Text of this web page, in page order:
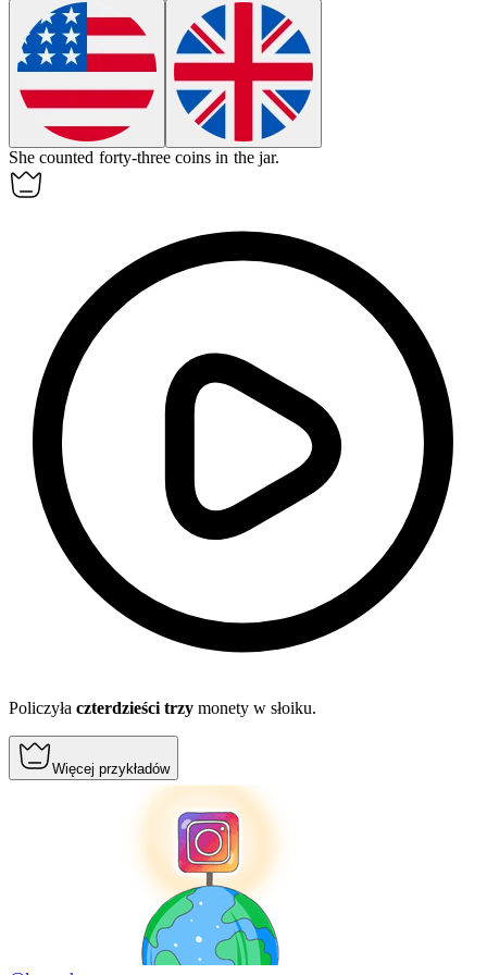
She counted forty-three coins in the jar.
Policzyła czterdzieści trzy monety w słoiku.
Więcej przykładów